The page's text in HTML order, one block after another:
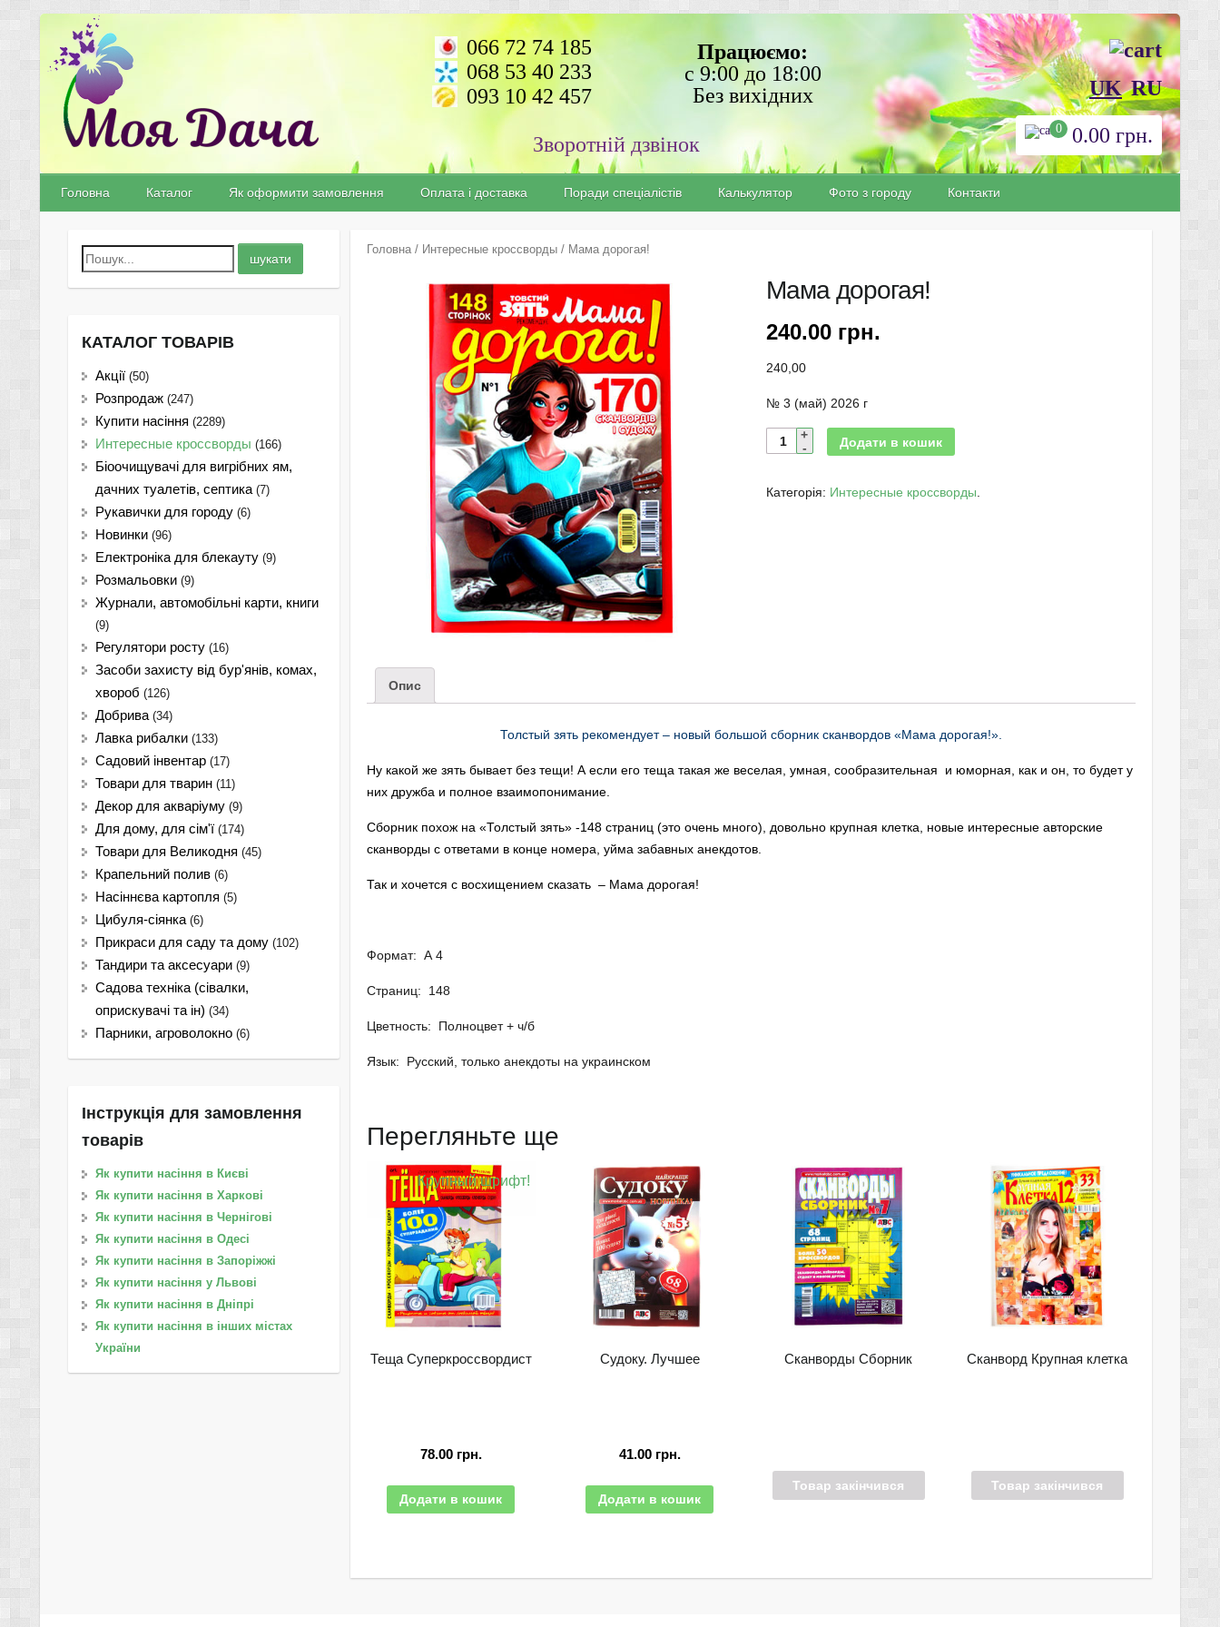
066 72 74 185
068 53 40 233
093 10 42 457
Працюємо:
с 9:00 до 18:00
Без вихідних
UK RU
0 0.00 грн.
Зворотній дзвінок
Головна Каталог Як оформити замовлення Оплата і доставка Поради спеціалістів Калькулятор Фото з городу Контакти
Головна/ Интересные кроссворды/ Мама дорогая!
Мама дорогая!
240.00 грн.
240,00
№ 3 (май) 2026 г
Додати в кошик
Категорія: Интересные кроссворды
Опис
Толстый зять рекомендует – новый большой сборник сканвордов «Мама дорогая!».
Ну какой же зять бывает без тещи! А если его теща такая же веселая, умная, сообразительная и юморная, как и он, то будет у
них дружба и полное взаимопонимание.
Сборник похож на «Толстый зять» -148 страниц (это очень много), довольно крупная клетка, новые интересные авторские
сканвордыс ответами в конце номера, уйма забавных анекдотов.
Так и хочется с восхищением сказать – Мама дорогая!
Формат: А 4
Страниц: 148
Цветность: Полноцвет + ч/б
Язык: Русский, только анекдоты на украинском
Перегляньте ще
Крупный шрифт!
Теща Суперкроссвордист
78.00 грн.
Додати в кошик
Судоку. Лучшее
41.00 грн.
Додати в кошик
Сканворды Сборник
Товар закінчився
Сканворд Крупная клетка
Товар закінчився
КАТАЛОГ ТОВАРІВ
Акції (50)
Розпродаж (247)
Купити насіння (2289)
Интересные кроссворды (166)
Біоочищувачі для вигрібних ям,
дачних туалетів, септика (7)
Рукавички для городу (6)
Новинки (96)
Електроніка для блекауту (9)
Розмальовки (9)
Журнали, автомобільні карти, книги
(9)
Регулятори росту (16)
Засоби захисту від бур'янів, комах,
хвороб (126)
Добрива (34)
Лавка рибалки (133)
Садовий інвентар (17)
Товари для тварин (11)
Декор для акваріуму (9)
Для дому, для сім'ї (174)
Товари для Великодня (45)
Крапельний полив (6)
Насіннєва картопля (5)
Цибуля-сіянка (6)
Прикраси для саду та дому (102)
Тандири та аксесуари (9)
Садова техніка (сівалки,
оприскувачі та ін) (34)
Парники, агроволокно (6)
Інструкція для замовлення
товарів
Як купити насіння в Києві
Як купити насіння в Харкові
Як купити насіння в Чернігові
Як купити насіння в Одесі
Як купити насіння в Запоріжжі
Як купити насіння у Львові
Як купити насіння в Дніпрі
Як купити насіння в інших містах
України